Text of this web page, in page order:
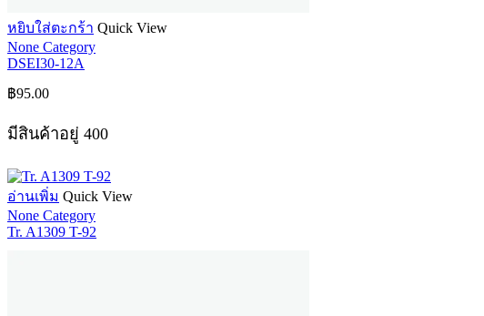
หยิบใส่ตะกร้า Quick View
None Category
DSEI30-12A
฿95.00
มีสินค้าอยู่ 400
อ่านเพิ่ม Quick View
None Category
Tr. A1309 T-92